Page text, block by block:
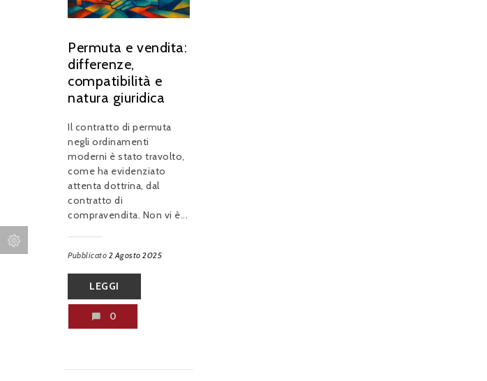
Permuta e vendita:
differenze,
compatibilità e
natura giuridica
Il contratto di permuta
negli ordinamenti
moderni è stato travolto,
come ha evidenziato
attenta dottrina, dal
contratto di
compravendita. Non vi è...
Pubblicato 2 Agosto 2025
LEGGI
0